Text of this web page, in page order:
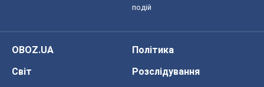
подій
OBOZ.UA
Політика
Світ
Розслідування